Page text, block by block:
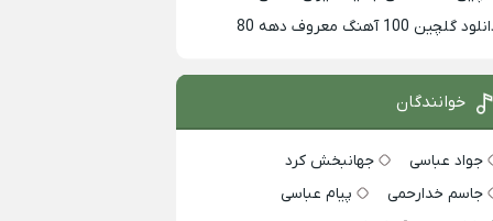
گلچین 100 آهنگ معروف دهه 80
خوانندگان
جواد عباسی
جهانبخش کرد
جاسم خدارحمی
پیام عباسی